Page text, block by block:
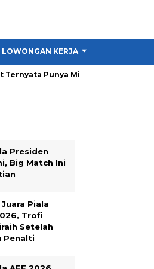
LOWONGAN KERJA
Punya Misi Besar untuk
Presiden
Big Match Ini
Piala
Trofi
Setelah
Penalti